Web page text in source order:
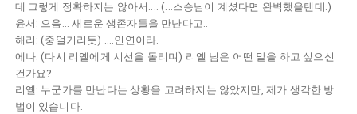
데 그렇게 정확하지는 않아서.... (...스승님이 계셨다면 완벽했을텐데.)
윤서: 으음... 새로운 생존자들을 만난다고..
해리: (중얼거리듯) ....인연이라.
에나: (다시 리옐에게 시선을 돌리며) 리옐 님은 어떤 말을 하고 싶으신
건가요?
리옐: 누군가를 만난다는 상황을 고려하지는 않았지만, 제가 생각한 방
법이 있습니다.